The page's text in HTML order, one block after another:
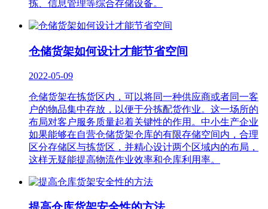
拣、信息管理等综合存储设备。
仓储货架如何设计才能节省空间
2022-05-09
仓储货架在拣货区内，可以将同一种供应商或者同一客
户的物品集中存放，以便于分拣配货作业。这一场所的
布局对客户服务质量起着关键性的作用。中小生产企业
如果能够在自营仓储货架仓库的有限存储空间内，合理
区分存储区与拣货区，并精心设计两个区域内的布局，
这样无疑能提高物流作业效率和仓库利用率。